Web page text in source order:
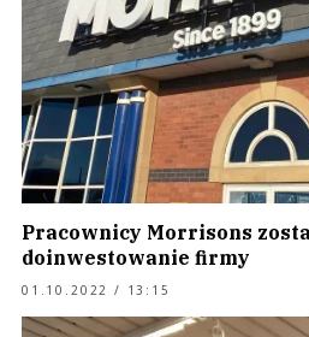
Pracownicy Morrisons
doinwestowanie firmy
01.10.2022 / 13:15